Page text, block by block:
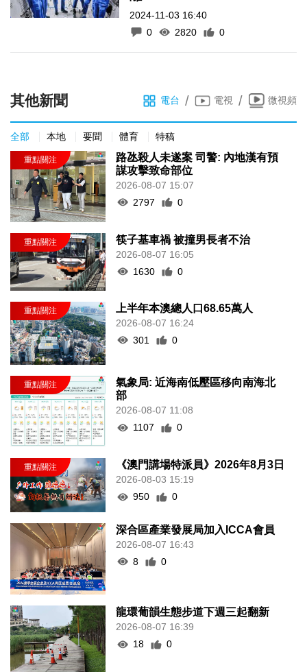
2024-11-03 16:40
0
2820 0
其他新聞 電台 / 電視 / 微視頻
全部 本地 要聞 體育 特稿
路氹殺人未遂案 司警: 內地漢有預
謀攻擊致命部位
2026-08-07 15:07
2797
0
筷子基車禍 被撞男長者不治
2026-08-07 16:05
1630
0
上半年本澳總人口68.65萬人
2026-08-07 16:24
301
0
氣象局: 近海南低壓區移向南海北
部
2026-08-07 11:08
1107
0
《澳門講場特派員》2026年8月3日
2026-08-03 15:19
950
0
深合區產業發展局加入ICCA會員
2026-08-07 16:43
8
0
龍環葡韻生態步道下週三起翻新
2026-08-07 16:39
18
0